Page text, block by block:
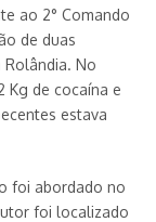
ao 2° Comando
de duas
No
Kg de cocaína e
estava
foi abordado no
foi localizado